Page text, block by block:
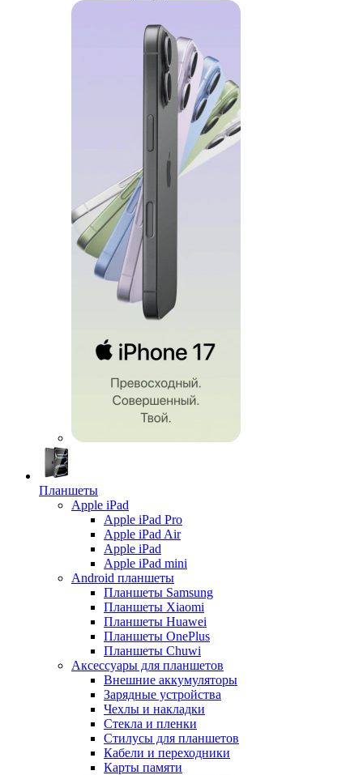
Планшеты
Apple iPad
Apple iPad Pro
Apple iPad Air
Apple iPad
Apple iPad mini
Android планшеты
Планшеты Samsung
Планшеты Xiaomi
Планшеты Huawei
Планшеты OnePlus
Планшеты Chuwi
Аксессуары для планшетов
Внешние аккумуляторы
Зарядные устройства
Чехлы и накладки
Стекла и пленки
Стилусы для планшетов
Кабели и переходники
Карты памяти